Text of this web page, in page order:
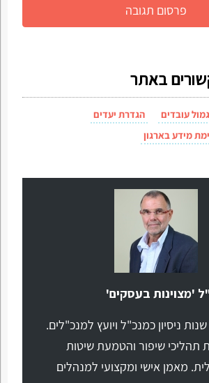
באתר
עובדים
הגדרת יעדים
מידע בארגון
'מצוינות בעסקים'
יותר מ-30 שנות ניסיון כמנכ"ל ויועץ למנכ"לים.
שיפור והטמעת שיטות
מאמן אישי ומקצועי למנהלים